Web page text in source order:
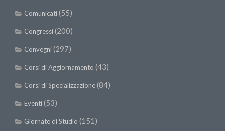
Comunicati(55)
Congressi(200)
Convegni(297)
Corsi di Aggiornamento (43)
Corsi di Specializzazione(84)
Eventi(53)
Giornate di Studio (151)